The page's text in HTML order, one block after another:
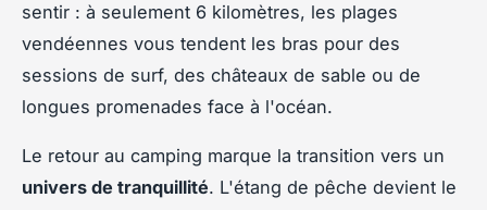
sentir : à seulement 6 kilomètres, les plages
vendéennes vous tendent les bras pour des
sessions de surf, des châteaux de sable ou de
longues promenades face à l'océan.
Le retour au camping marque la transition vers un
univers de tranquillité. L'étang de pêche devient le